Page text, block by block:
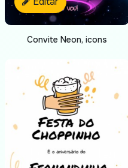
Convite Neon, icons